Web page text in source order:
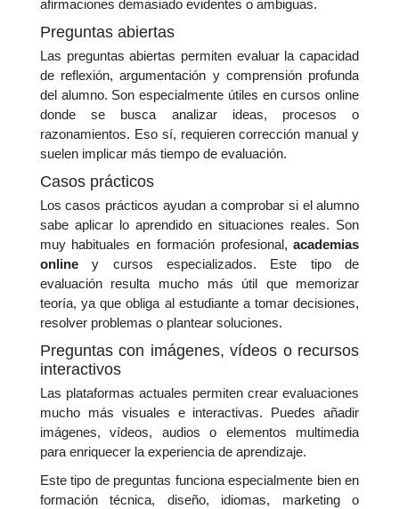
afirmaciones demasiado evidentes o ambiguas.
Preguntas abiertas
Las preguntas abiertas permiten evaluar la capacidad
de reflexión, argumentación y comprensión profunda
del alumno. Son especialmente útiles en cursos online
donde se busca analizar ideas, procesos o
razonamientos. Eso sí, requieren corrección manual y
suelen implicar más tiempo de evaluación.
Casos prácticos
Los casos prácticos ayudan a comprobar si el alumno
sabe aplicar lo aprendido en situaciones reales. Son
muy habituales en formación profesional,academias
onliney cursos especializados. Este tipo de
evaluación resulta mucho más útil que memorizar
teoría, ya que obliga al estudiante a tomar decisiones,
resolver problemas o plantear soluciones.
Preguntas con imágenes, vídeos o recursos
interactivos
Las plataformas actuales permiten crear evaluaciones
mucho más visuales e interactivas. Puedes añadir
imágenes, vídeos, audios o elementos multimedia
para enriquecer la experiencia de aprendizaje.
Este tipo de preguntas funciona especialmente bien en
formación técnica, diseño, idiomas, marketing o